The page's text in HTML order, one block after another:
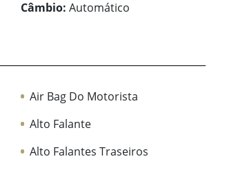
Câmbio: Automático
Air Bag Do Motorista
Alto Falante
Alto Falantes Traseiros